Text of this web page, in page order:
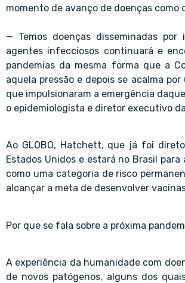
momento de avanço de doenças como
— Temos doenças disseminadas
agentes infecciosos continuará e
pandemias da mesma forma que a
aquela pressão e depois se acalma
que impulsionaram a emergência
o epidemiologista e diretor executivo
Ao GLOBO, Hatchett, que já foi
Estados Unidos e estará no Brasil
como uma categoria de risco
alcançar a meta de desenvolver
Por que se fala sobre a próxima
A experiência da humanidade com
de novos patógenos, alguns dos